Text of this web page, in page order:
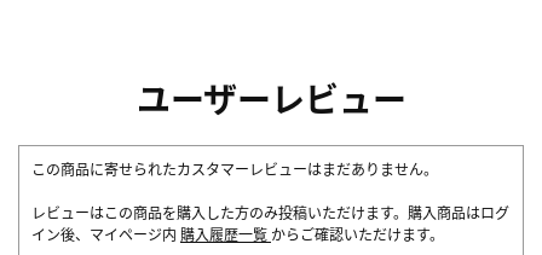
ユーザーレビュー
この商品に寄せられたカスタマーレビューはまだありません。
レビューはこの商品を購入した方のみ投稿いただけます。購入商品はログ
イン後、マイページ内 購入履歴一覧 からご確認いただけます。